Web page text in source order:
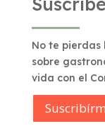
No te pierdas
sobre
vida con el